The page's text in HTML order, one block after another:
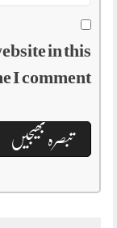
in this
I comment.